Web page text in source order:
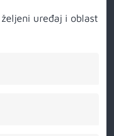
uređaj i oblast